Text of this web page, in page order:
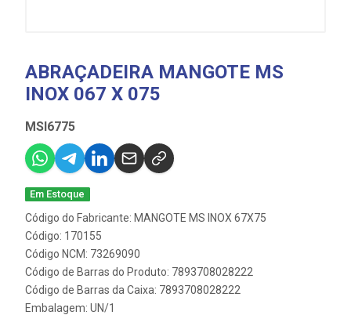
ABRAÇADEIRA MANGOTE MS
INOX 067 X 075
MSI6775
Em Estoque
Código do Fabricante: MANGOTE MS INOX 67X75
Código: 170155
Código NCM: 73269090
Código de Barras do Produto: 7893708028222
Código de Barras da Caixa: 7893708028222
Embalagem: UN/1